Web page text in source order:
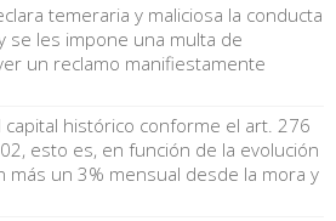
temeraria y maliciosa la conducta
se les impone una multa de
un reclamo manifiestamente
capital histórico conforme el art. 276
esto es, en función de la evolución
más un 3% mensual desde la mora y